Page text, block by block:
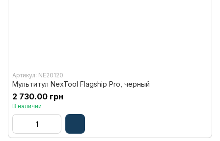
Артикул: NE20120
Мультитул NexTool Flagship Pro, черный
2 730.00 грн
В наличии